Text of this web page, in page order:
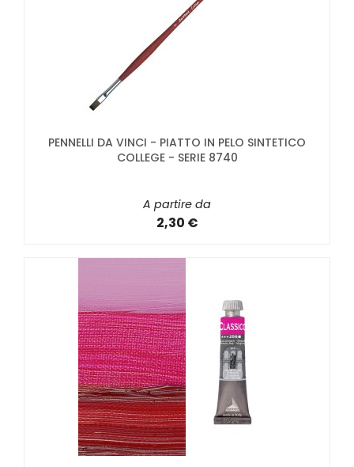
PENNELLI DA VINCI - PIATTO IN PELO SINTETICO
COLLEGE - SERIE 8740
A partire da
2,30 €